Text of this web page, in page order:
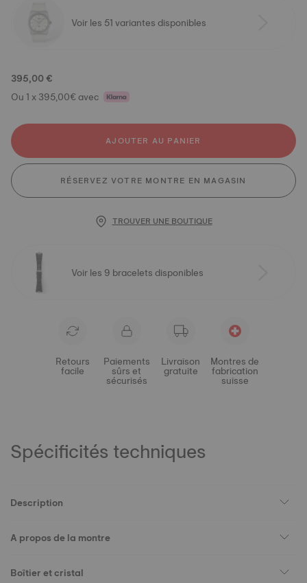
Voir les 51 variantes disponibles
395,00 €
Ou 1 x 395,00€ avec
AJOUTER AU PANIER
RÉSERVEZ VOTRE MONTRE EN MAGASIN
TROUVER UNE BOUTIQUE
Voir les 9 bracelets disponibles
Retours
facile
Paiements
sûrs et
sécurisés
Livraison
gratuite
Montres de
fabrication
suisse
Spécificités techniques
Description
A propos de la montre
Boîtier et cristal